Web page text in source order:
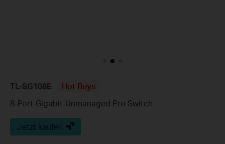
TL-SG108E
Hot Buys
8-Port-Gigabit-Unmanaged Pro Switch
Jetzt kaufen